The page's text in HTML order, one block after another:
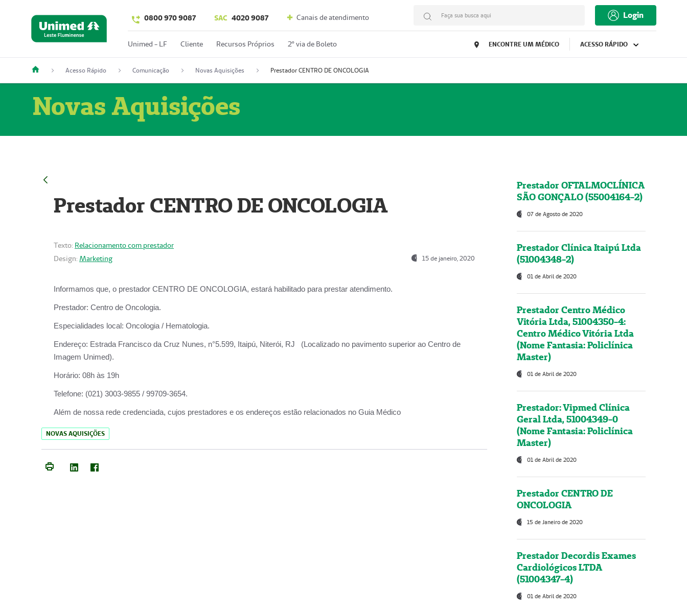
0800 970 9087 SAC 4020 9087 Canais de atendimento Faça sua busca aqui Login
Unimed - LF Cliente Recursos Próprios 2º via de Boleto ENCONTRE UM MÉDICO ACESSO RÁPIDO
Acesso Rápido Comunicação Novas Aquisições Prestador CENTRO DE ONCOLOGIA
Novas Aquisições
Prestador CENTRO DE ONCOLOGIA
Texto: Relacionamento com prestador
Design: Marketing 15 de janeiro, 2020
Informamos que, o prestador CENTRO DE ONCOLOGIA, estará habilitado para prestar atendimento.
Prestador: Centro de Oncologia.
Especialidades local: Oncologia / Hematologia.
Endereço: Estrada Francisco da Cruz Nunes, n°5.599, Itaipú, Niterói, RJ (Localizado no pavimento superior ao Centro de
Imagem Unimed).
Horário: 08h às 19h
Telefone: (021) 3003-9855 / 99709-3654.
Além de nossa rede credenciada, cujos prestadores e os endereços estão relacionados no Guia Médico
NOVAS AQUISIÇÕES
Prestador OFTALMOCLÍNICA
SÃO GONÇALO (55004164-2)
07 de Agosto de 2020
Prestador Clínica Itaipú Ltda
(51004348-2)
01 de Abril de 2020
Prestador Centro Médico
Vitória Ltda, 51004350-4:
Centro Médico Vitória Ltda
(Nome Fantasia: Policlínica
Master)
01 de Abril de 2020
Prestador: Vipmed Clínica
Geral Ltda, 51004349-0
(Nome Fantasia: Policlínica
Master)
01 de Abril de 2020
Prestador CENTRO DE
ONCOLOGIA
15 de Janeiro de 2020
Prestador Decordis Exames
Cardiológicos LTDA
(51004347-4)
01 de Abril de 2020